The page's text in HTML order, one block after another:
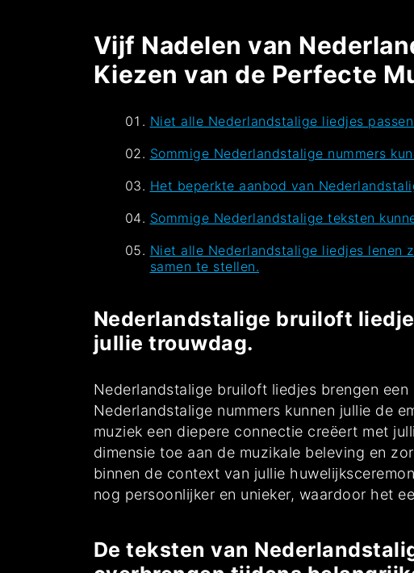
Vijf Nadelen van
Kiezen van de Perfecte
Niet alle Nederlandstalige liedjes
Sommige Nederlandstalige nummers
Het beperkte aanbod van
Sommige Nederlandstalige teksten
Niet alle Nederlandstalige liedjes lenen
samen te stellen.
Nederlandstalige bruiloft
jullie trouwdag.
Nederlandstalige bruiloft liedjes brengen
Nederlandstalige nummers kunnen jullie de
muziek een diepere connectie creëert met
dimensie toe aan de muzikale beleving en
binnen de context van jullie
nog persoonlijker en unieker, waardoor het
De teksten van